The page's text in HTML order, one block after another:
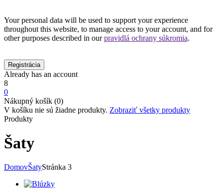
Your personal data will be used to support your experience
throughout this website, to manage access to your account, and for
other purposes described in ourpravidlá ochrany súkromia.
Already has an account
8
0
Nákupný košík (0)
V košíku nie sú žiadne produkty. Zobraziť všetky produkty
Produkty
Šaty
DomovŠatyStránka 3